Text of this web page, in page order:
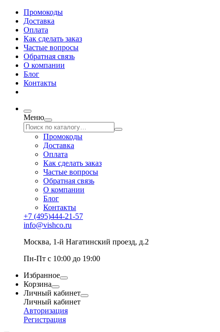
Промокоды
Доставка
Оплата
Как сделать заказ
Частые вопросы
Обратная связь
О компании
Блог
Контакты
Меню
Промокоды
Доставка
Оплата
Как сделать заказ
Частые вопросы
Обратная связь
О компании
Блог
Контакты
+7 (495)444-21-57
info@vishco.ru
Москва, 1-й Нагатинский проезд, д.2
Пн-Пт с 10:00 до 19:00
Избранное
Корзина
Личный кабинет
Личный кабинет
Авторизация
Регистрация